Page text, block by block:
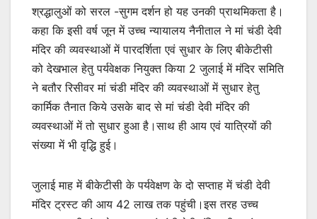
श्रद्धालुओं को सरल -सुगम दर्शन हो यह उनकी प्राथमिकता है।
कहा कि इसी वर्ष जून में उच्च न्यायालय नैनीताल ने मां चंडी देवी
मंदिर की व्यवस्थाओं में पारदर्शिता एवं सुधार के लिए बीकेटीसी
को देखभाल हेतु पर्यवेक्षक नियुक्त किया 2 जुलाई में मंदिर समिति
ने बतौर रिसीवर मां चंडी मंदिर की व्यवस्थाओं में सुधार हेतु
कार्मिक तैनात किये उसके बाद से मां चंडी देवी मंदिर की
व्यवस्थाओं में तो सुधार हुआ है।साथ ही आय एवं यात्रियों की
संख्या में भी वृद्धि हुई।
जुलाई माह में बीकेटीसी के पर्यवेक्षण के दो सप्ताह में चंडी देवी
मंदिर ट्रस्ट की आय 42 लाख तक पहुंची।इस तरह उच्च